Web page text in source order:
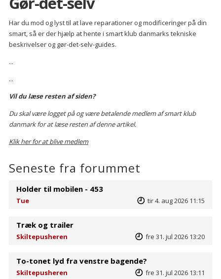
Har du mod og lyst til at lave reparationer og modificeringer på din
smart, så er der hjælp at hente i smart klub danmarks tekniske
beskrivelser og gør-det-selv-guides.
...
...
Vil du læse resten af siden?
Du skal være logget på og være betalende medlem af smart klub
danmark for at læse resten af denne artikel.
Klik her for at blive medlem
Seneste fra forummet
Holder til mobilen - 453
Tue tir 4. aug 2026 11:15
Træk og trailer
Skiltepusheren fre 31. jul 2026 13:20
To-tonet lyd fra venstre bagende?
Skiltepusheren fre 31. jul 2026 13:11